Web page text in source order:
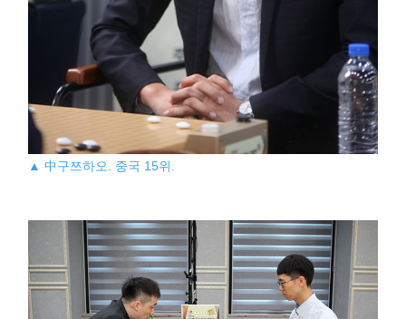
▲ 中구쯔하오. 중국 15위.